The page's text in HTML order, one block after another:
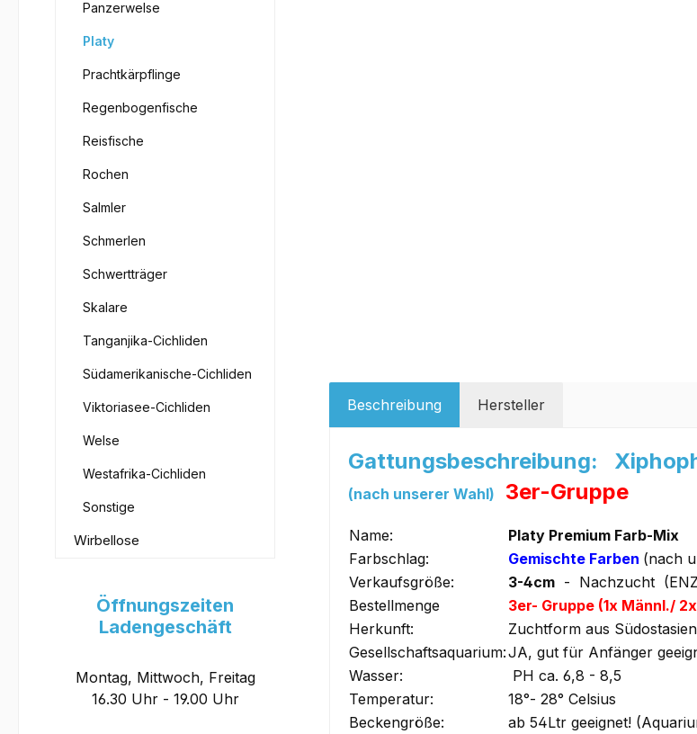
Panzerwelse
Platy
Prachtkärpflinge
Regenbogenfische
Reisfische
Rochen
Salmler
Schmerlen
Schwertträger
Skalare
Tanganjika-Cichliden
Südamerikanische-Cichliden
Viktoriasee-Cichliden
Welse
Westafrika-Cichliden
Sonstige
Wirbellose
Öffnungszeiten
Ladengeschäft
Montag, Mittwoch, Freitag
16.30 Uhr - 19.00 Uhr
Beschreibung Hersteller
Gattungsbeschreibung:
(nach unserer Wahl) 3er-Gruppe
Name:
Platy Premium Farb-Mix
Farbschlag:
Gemischte Farben (nach
Verkaufsgröße:
3-4cm - Nachzucht
Bestellmenge
3er- Gruppe (1x Männl./
Herkunft:
Zuchtform aus
Gesellschaftsaquarium:JA, gut für Anfänger
Wasser:
PH ca. 6,8 - 8,5
Temperatur:
18°- 28° Celsius
Beckengröße:
ab 54Ltr geeignet!